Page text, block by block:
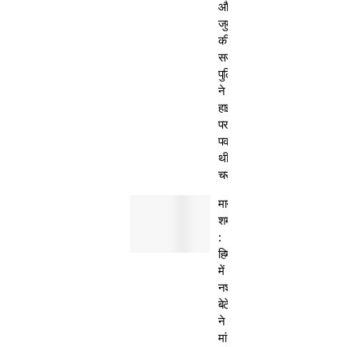
और
जुर्माने
की
सजा,
पुलिस
ने
हाईवे
पर
पकड़ी
थी
चरस
मानवता
शर्मसार
:
हिमाचल
में
नशेड़ी
बेटे
ने
मां